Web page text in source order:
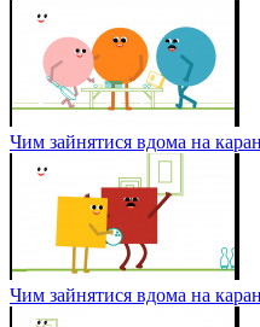
Чим зайнятися вдома на
Чим зайнятися вдома на